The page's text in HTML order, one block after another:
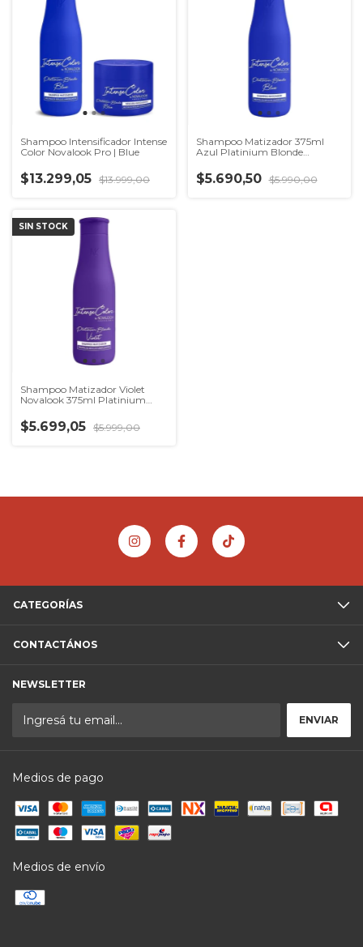
Shampoo Intensificador Intense
Color Novalook Pro | Blue
$13.299,05 $13.999,00
Shampoo Matizador 375ml
Azul Platinium Blonde
$5.690,50 $5.990,00
SIN STOCK
Shampoo Matizador Violet
Novalook 375ml Platinium
$5.699,05 $5.999,00
CATEGORÍAS
CONTACTÁNOS
NEWSLETTER
Medios de pago
Medios de envío